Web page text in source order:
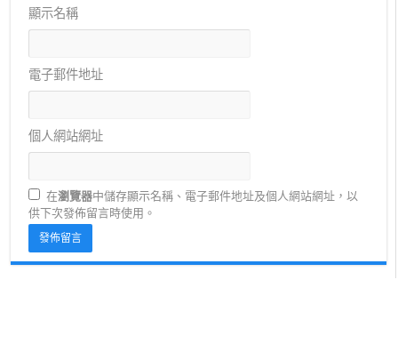
顯示名稱
電子郵件地址
個人網站網址
在瀏覽器中儲存顯示名稱、電子郵件地址及個人網站網址，以
供下次發佈留言時使用。